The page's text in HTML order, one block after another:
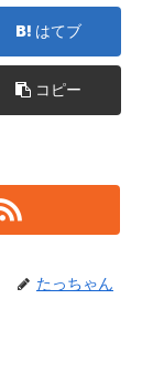
はてブ
コピー
たっちゃん